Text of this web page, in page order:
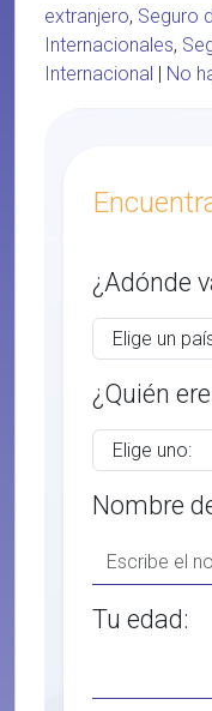
extranjero, Seguro
Internacionales,
Internacional | No
¿Adónde
¿Quién
Nombre
Tu edad: